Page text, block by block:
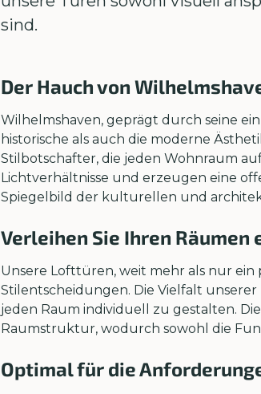
sind.
Der Hauch von
Wilhelmshaven, geprägt durch seine
historische als auch die moderne
Stilbotschafter, die jeden Wohnraum
Lichtverhältnisse und erzeugen eine
Spiegelbild der kulturellen und
Verleihen Sie Ihren
Unsere Lofttüren, weit mehr als nur
Stilentscheidungen. Die Vielfalt
jeden Raum individuell zu gestalten.
Raumstruktur, wodurch sowohl die
Optimal für die